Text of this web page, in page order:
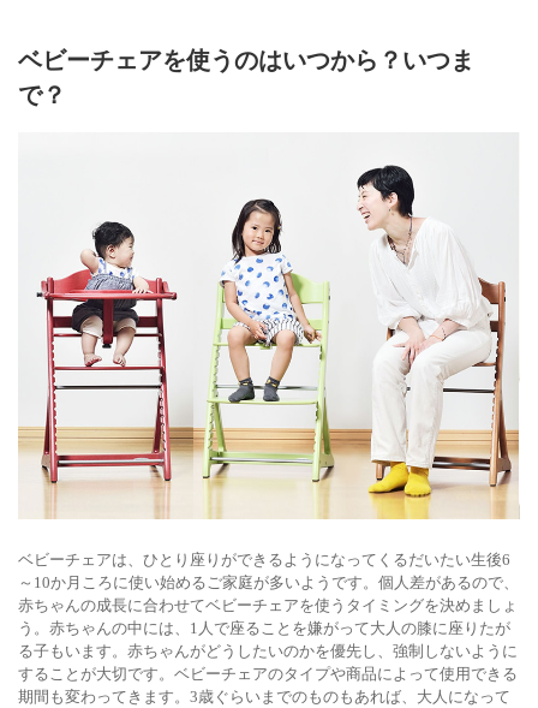
ベビーチェアを使うのはいつから？いつま
で？
ベビーチェアは、ひとり座りができるようになってくるだいたい生後6
～10か月ころに使い始めるご家庭が多いようです。個人差があるので、
赤ちゃんの成長に合わせてベビーチェアを使うタイミングを決めましょ
う。赤ちゃんの中には、1人で座ることを嫌がって大人の膝に座りたが
る子もいます。赤ちゃんがどうしたいのかを優先し、強制しないように
することが大切です。ベビーチェアのタイプや商品によって使用できる
期間も変わってきます。3歳ぐらいまでのものもあれば、大人になって